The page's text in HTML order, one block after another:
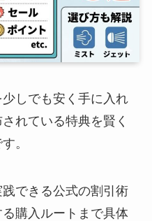
しでも安く手に入れ
れている特典を賢く
。
できる公式の割引術
購入ルートまで具体